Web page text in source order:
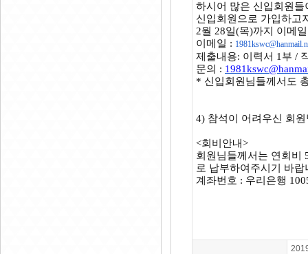
하시어 많은 신입회원
신입회원으로 가입하고
2월 28일(목)까지 이메
이메일 :
제출내용: 이력서 1 부 /
문의 :
* 신입회원님들께서도
4) 참석이 어려우신 회
<회비안내>
회원님들께서는 연회비
로 납부하여주시기 바랍
계좌번호 : 우리은행